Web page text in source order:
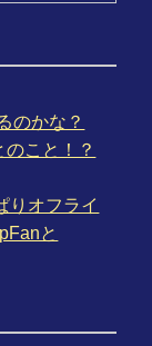
のかな？
こと！？
りオフライ
と